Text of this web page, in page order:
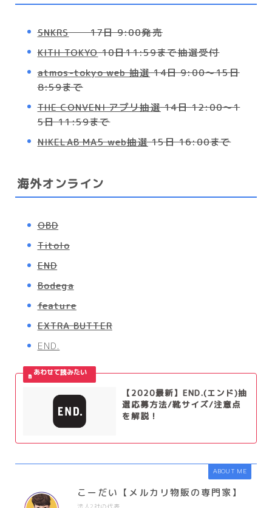
SNKRS17日 9:00発売
KITH TOKYO10日11:59まで抽選受付
atmos-tokyo web 抽選14日 9:00～15日
8:59まで
THE CONVENI アプリ抽選14日 12:00～1
5日 11:59まで
NIKELAB MA5 web抽選15日 16:00まで
海外オンライン
OBD
Titolo
END
Bodega
feature
EXTRA BUTTER
END.
【2020最新】END.(エンド)抽
選応募方法/靴サイズ/注意点
を解説！
ABOUT ME
こーだい【メルカリ物販の専門家】